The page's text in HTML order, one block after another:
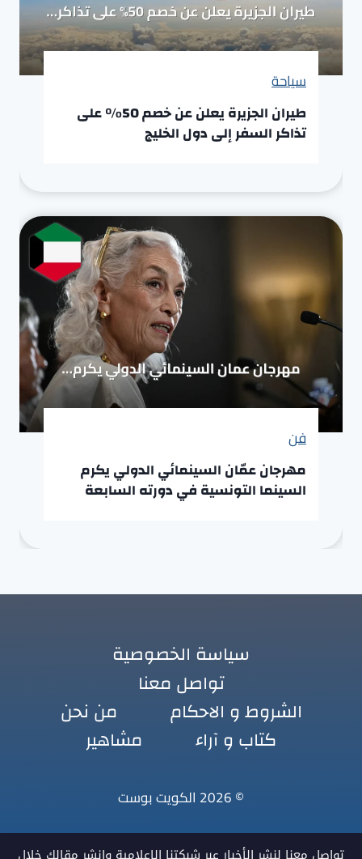
سياحة
طيران الجزيرة يعلن عن خصم 50% على
تذاكر السفر إلى دول الخليج
فن
مهرجان عمّان السينمائي الدولي يكرم
السينما التونسية في دورته السابعة
سياسة الخصوصية
تواصل معنا
الشروط و الاحكام
من نحن
كتاب و آراء
مشاهير
© 2026 الكويت بوست